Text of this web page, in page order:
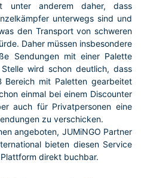
unter anderem daher, dass
unterwegs sind und
den Transport von schweren
Daher müssen insbesondere
Sendungen mit einer Palette
wird schon deutlich, dass
Bereich mit Paletten gearbeitet
einmal bei einem Discounter
auch für Privatpersonen eine
zu verschicken.
angeboten, JUMiNGO Partner
bieten diesen Service
direkt buchbar.